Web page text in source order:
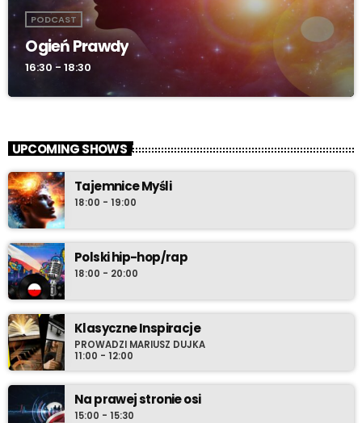
PODCAST
Ogień Prawdy
16:30 - 18:30
UPCOMING SHOWS
Tajemnice Myśli
18:00 - 19:00
Polski hip-hop/rap
18:00 - 20:00
Klasyczne Inspiracje
PROWADZI MARIUSZ DUJKA
11:00 - 12:00
Na prawej stronie osi
15:00 - 15:30